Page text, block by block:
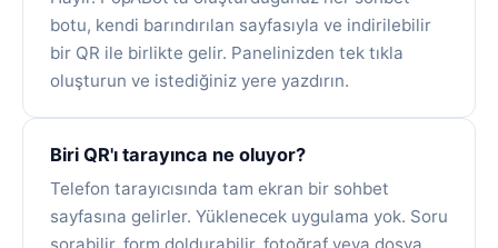
botu, kendi barındırılan sayfasıyla ve indirilebilir
bir QR ile birlikte gelir. Panelinizden tek tıkla
oluşturun ve istediğiniz yere yazdırın.
Biri QR'ı tarayınca ne oluyor?
Telefon tarayıcısında tam ekran bir sohbet
sayfasına gelirler. Yüklenecek uygulama yok. Soru